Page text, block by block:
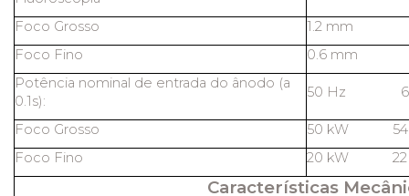
Foco Grosso
1.2 mm
Foco Fino
0.6 mm
Potência nominal de entrada do ânodo (a
0.1s):
50 Hz 60
Foco Grosso
50 kW 54
Foco Fino
20 kW 22
Características